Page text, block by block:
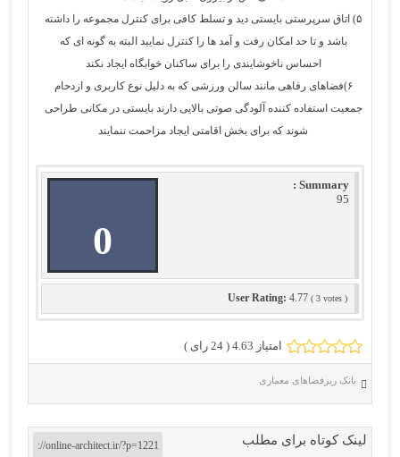
۵) اتاق سرپرستی بایستی دید و تسلط کافی برای کنترل مجموعه را داشته
باشد و تا حد امکان رفت و آمد ها را کنترل نمایید البته به گونه ای که
احساس ناخوشایندی را برای ساکنان خوابگاه ایجاد نکند
۶)فضاهای رفاهی مانند سالن ورزشی که به دلیل نوع کاربری و ازدحام
جمعیت استفاده کننده آلودگی صوتی بالایی دارند بایستی در مکانی طراحی
شوند که برای بخش اقامتی ایجاد مزاحمت ننمایند
0
Summary :
95
User Rating: 4.77 ( 3votes )
امتیاز 4.63 ( 24 رای )
بانک ریزفضاهای معماری
لینک کوتاه برای مطلب